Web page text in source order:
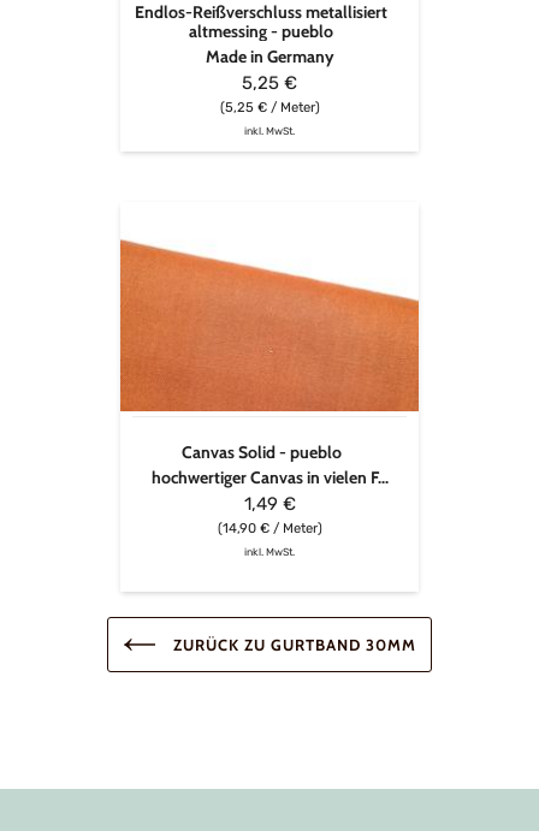
Endlos-Reißverschluss metallisiert
altmessing - pueblo
Made in Germany
5,25 €
(5,25 € / Meter)
inkl. MwSt.
Solid
Canvas Solid - pueblo
hochwertiger Canvas in vielen F...
1,49 €
(14,90 € / Meter)
inkl. MwSt.
ZURÜCK ZU GURTBAND 30MM